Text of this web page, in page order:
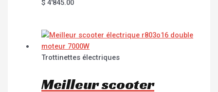
$ 4'845.00
Trottinettes électriques
Meilleur scooter